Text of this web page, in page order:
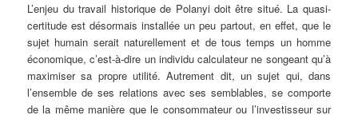
L’enjeu du travail historique de Polanyi doit être situé. La quasi-
certitude est désormais installée un peu partout, en effet, que le
sujet humain serait naturellement et de tous temps un homme
économique, c’est-à-dire un individu calculateur ne songeant qu’à
maximiser sa propre utilité. Autrement dit, un sujet qui, dans
l’ensemble de ses relations avec ses semblables, se comporte
de la même manière que le consommateur ou l’investisseur sur